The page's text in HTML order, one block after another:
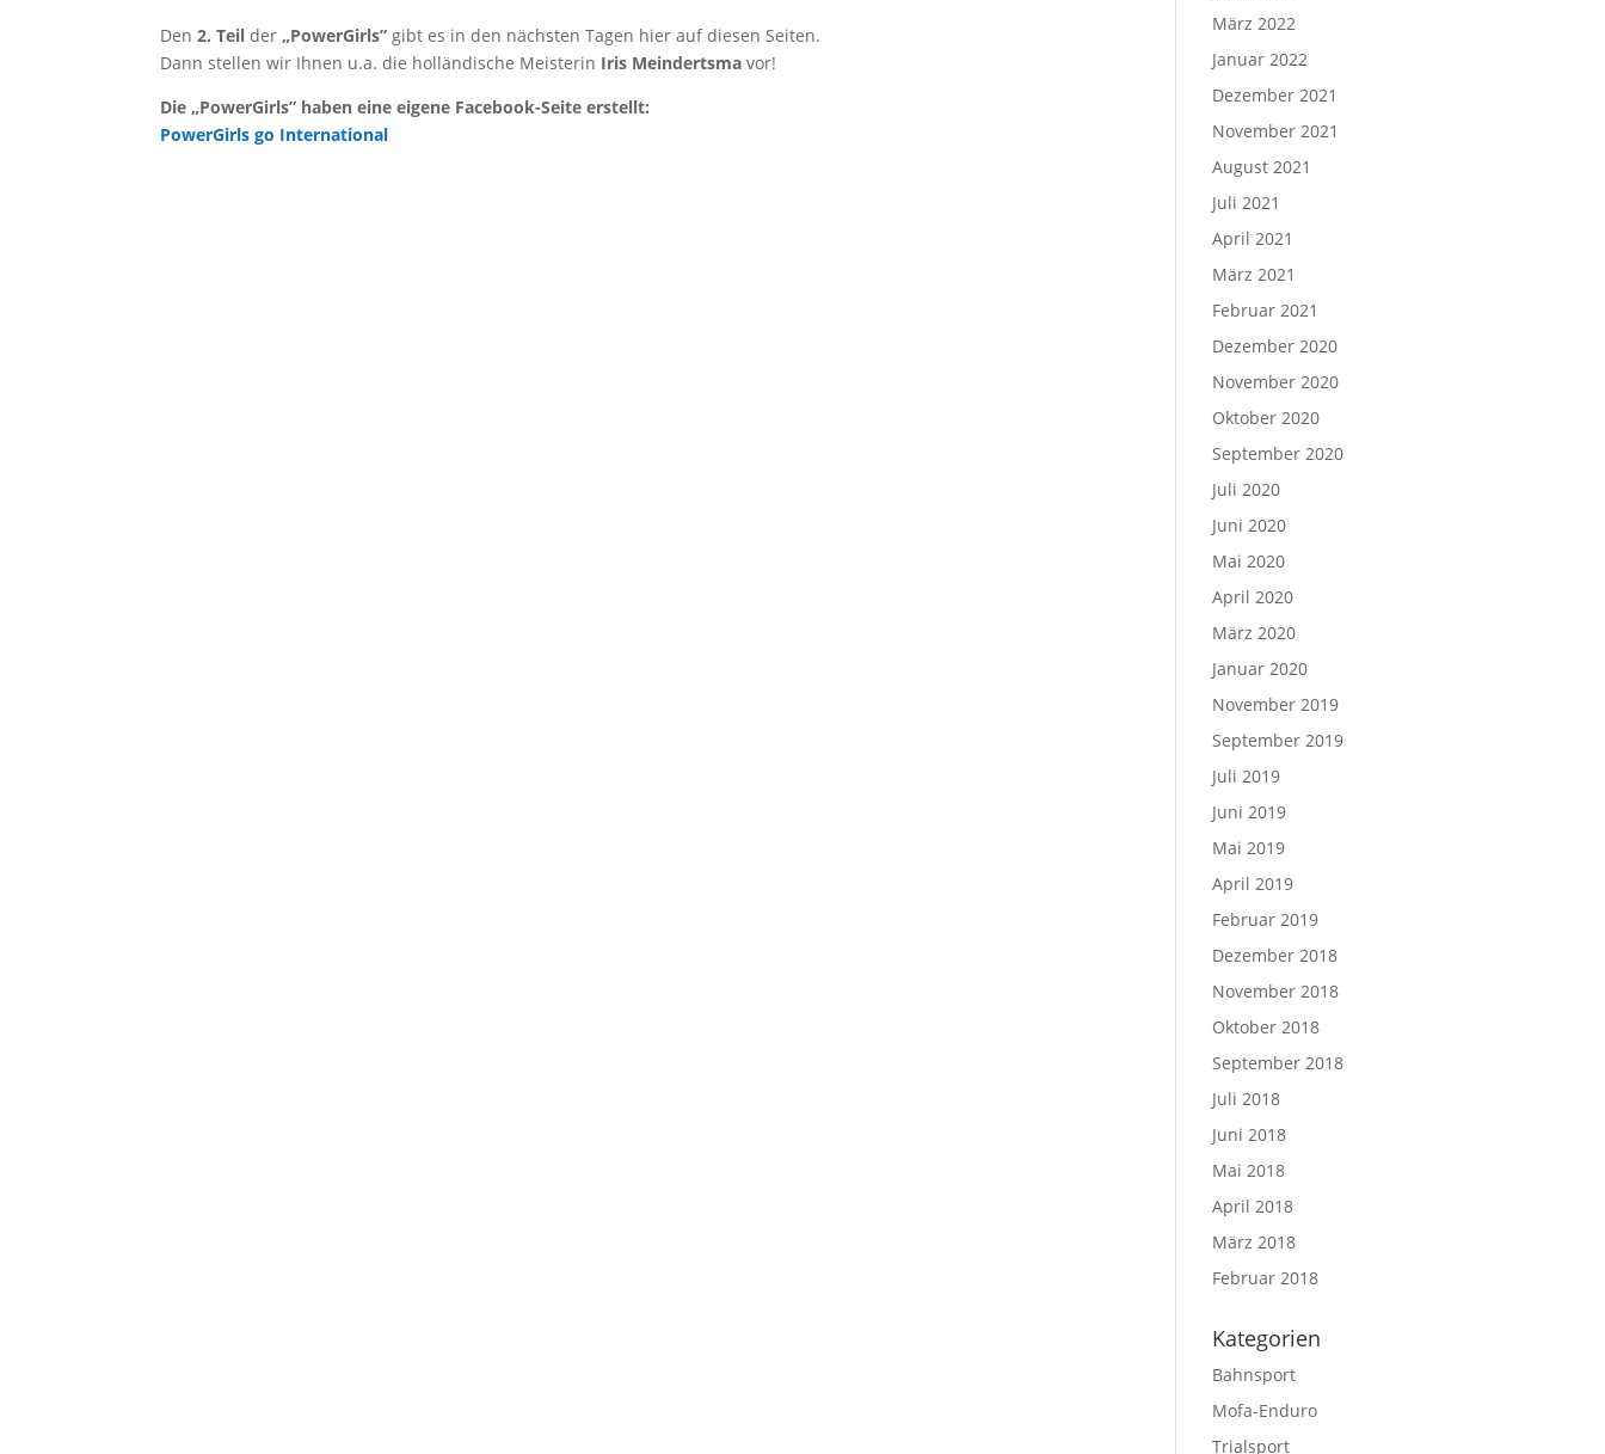
Den2. Teil der „Power­Girls” gibt es in den nächs­ten Tagen hier auf die­sen Seiten.
Dann stel­len wir Ihnen u.a. die hol­län­di­sche Meis­te­rin Iris Mein­derts­ma vor!
Die „Power­Girls” haben eine eige­ne Face­book-Sei­te erstellt:
Power­Girls go International
März 2022
Januar 2022
Dezember 2021
November 2021
August 2021
Juli 2021
April 2021
März 2021
Februar 2021
Dezember 2020
November 2020
Oktober 2020
September 2020
Juli 2020
Juni 2020
Mai 2020
April 2020
März 2020
Januar 2020
November 2019
September 2019
Juli 2019
Juni 2019
Mai 2019
April 2019
Februar 2019
Dezember 2018
November 2018
Oktober 2018
September 2018
Juli 2018
Juni 2018
Mai 2018
April 2018
März 2018
Februar 2018
Kategorien
Bahnsport
Mofa-Enduro
Trialsport